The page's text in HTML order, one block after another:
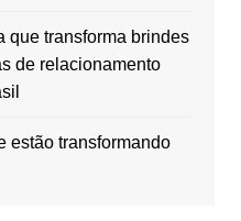
que transforma brindes
de relacionamento
estão transformando